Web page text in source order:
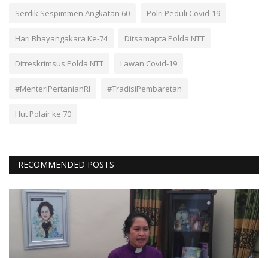
Serdik Sespimmen Angkatan 60 Polri Peduli Covid-19
Hari Bhayangakara Ke-74 Ditsamapta Polda NTT
Ditreskrimsus Polda NTT Lawan Covid-19
#MenteriPertanianRI #TradisiPembaretan
Hut Polair ke 70
RECOMMENDED POSTS